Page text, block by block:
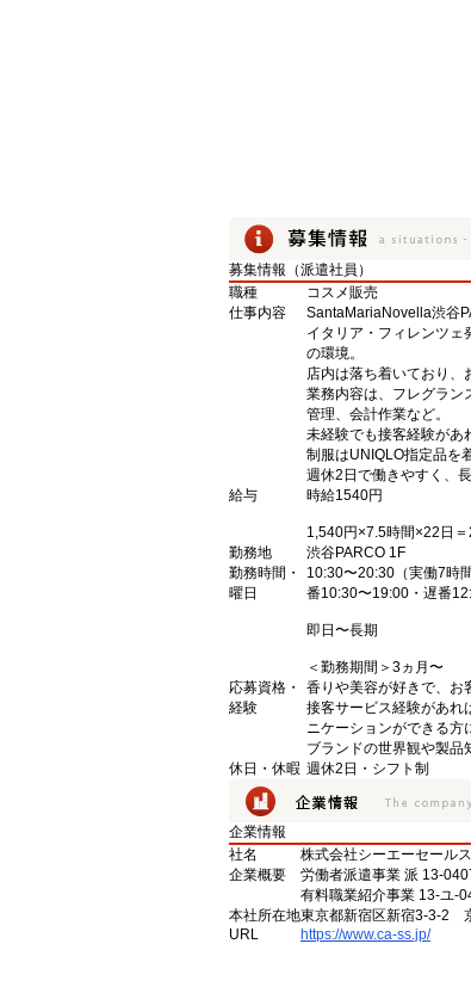
募集情報（派遣社員）
職種
コスメ販売
仕事内容
SantaMariaNovella渋谷
イタリア・フィレンツェ
の環境。
店内は落ち着いており、
業務内容は、フレグラン
管理、会計作業など。
未経験でも接客経験があ
制服はUNIQLO指定品を
週休2日で働きやすく、
給与
時給1540円
1,540円×7.5時間×22日
勤務地
渋谷PARCO 1F
勤務時間・
曜日
10:30〜20:30（実働7時
番10:30〜19:00・遅番
即日〜長期
＜勤務期間＞3ヵ月〜
応募資格・
経験
香りや美容が好きで、お
接客サービス経験があれ
ニケーションができる方
ブランドの世界観や製品
休日・休暇 週休2日・シフト制
企業情報
社名
株式会社シーエーセール
企業概要
労働者派遣事業 派 13-
有料職業紹介事業 13-ユ-
本社所在地東京都新宿区新宿3-3-2
URL
https://www.ca-ss.jp/